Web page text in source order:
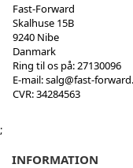
Fast-Forward
Skalhuse 15B
9240 Nibe
Danmark
Ring til os på:27130096
E-mail:salg@fast-
CVR: 34284563
;
INFORMATION